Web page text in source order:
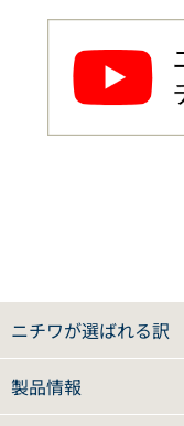
ニチワが選ばれる訳
製品情報